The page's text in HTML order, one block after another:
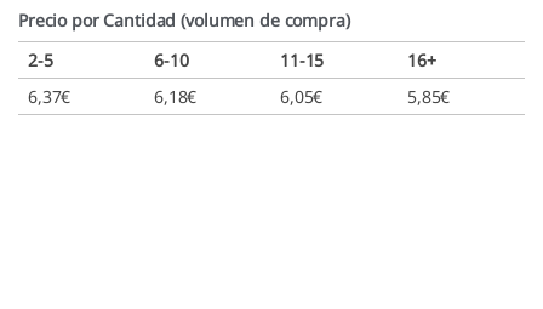
Precio por Cantidad (volumen de compra)
2-5
6-10 11-15
16+
6,37€ 6,18€ 6,05€ 5,85€